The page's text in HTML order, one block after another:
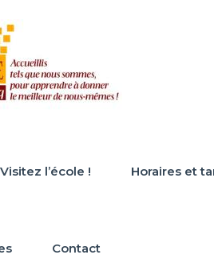
Visitez l’école ! Horaires et
Contact